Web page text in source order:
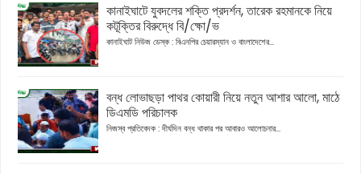
কানাইঘাটে যুবদলের শক্তি প্রদর্শন, তারেক রহমানকে নিয়ে
কটূক্তির বিরুদ্ধে বি/ক্ষো/ভ
কানাইঘাট নিউজ ডেস্ক : বিএনপির চেয়ারম্যান ও বাংলাদেশের...
বন্ধ লোভাছড়া পাথর কোয়ারী নিয়ে নতুন আশার আলো, মাঠে
ডিএমডি পরিচালক
নিজস্ব প্রতিবেদক : দীর্ঘদিন বন্ধ থাকার পর আবারও আলোচনার...